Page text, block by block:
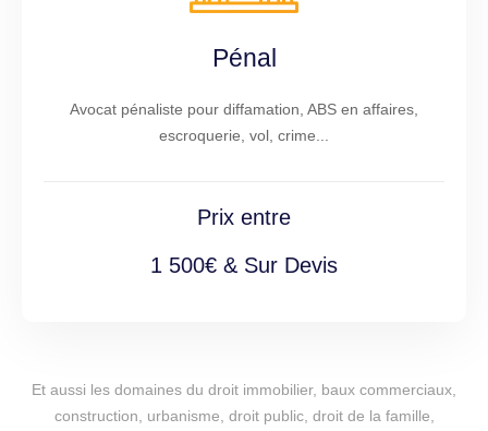
Pénal
Avocat pénaliste pour diffamation, ABS en affaires,
escroquerie, vol, crime...
Prix entre
1 500€ & Sur Devis
Et aussi les domaines du droit immobilier, baux commerciaux,
construction, urbanisme, droit public, droit de la famille,